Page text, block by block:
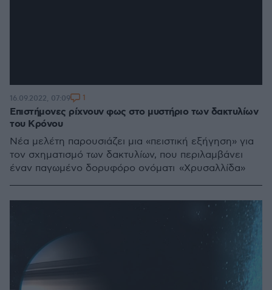
Επιστήμονες ρίχνουν φως στο μυστήριο των δακτυλίων
του Κρόνου
Νέα μελέτη παρουσιάζει μια «πειστική εξήγηση» για
τον σχηματισμό των δακτυλίων, που περιλαμβάνει
έναν παγωμένο δορυφόρο ονόματι «Χρυσαλλίδα»
16.09.2022, 07:09 1